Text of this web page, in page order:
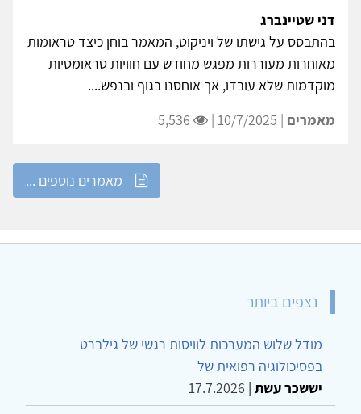
דני שטיינברג
בהתבסס על גישתו של ויניקוט, המאמר בוחן כיצד טראומות
מאוחרות מעוררות מפגש מחודש עם חוויות טראומטיות
מוקדמות שלא עובדו, אך אוחסנו בגוף ובנפש....
מאמרים | 10/7/2025 |
מאמרים נוספים ...
נצפים ביותר
מודל שלוש המערכות לוויסות רגשי של גילברט
בפסיכולוגיה רפואית של
יששכר עשת |
17.7.2026